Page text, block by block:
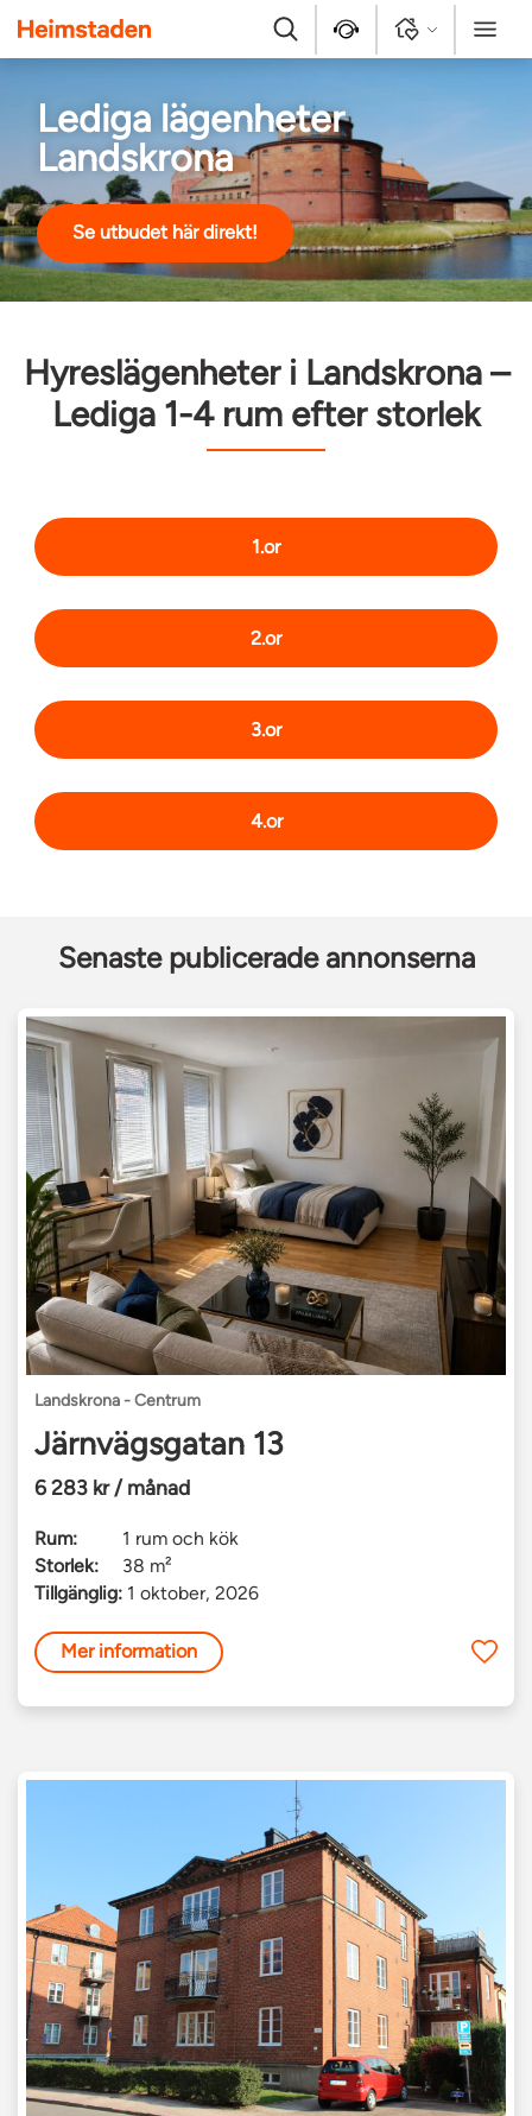
Heimstaden
Sök Kontakt Logga in Meny
Lediga lägenheter
Landskrona
Se utbudet här direkt!
Hyreslägenheter i Landskrona –
Lediga 1-4 rum efter storlek
1.or
2.or
3.or
4.or
Senaste publicerade annonserna
Landskrona - Centrum
Järnvägsgatan 13
6 283 kr / månad
Rum:
1 rum och kök
Storlek:
38 m²
Tillgänglig: 1 oktober, 2026
Mer information